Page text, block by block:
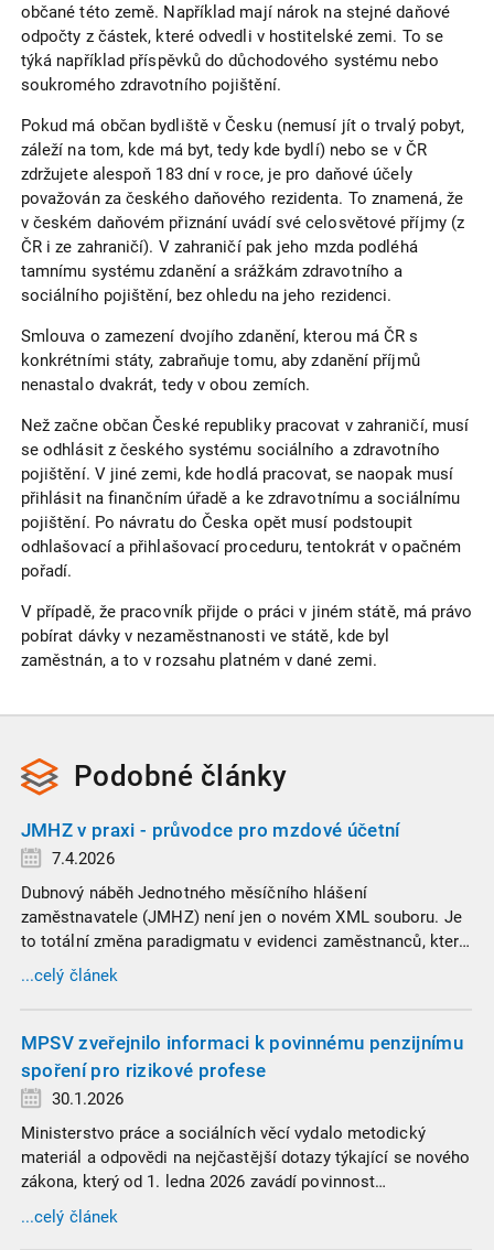
občané této země. Například mají nárok na stejné daňové
odpočty z částek, které odvedli v hostitelské zemi. To se
týká například příspěvků do důchodového systému nebo
soukromého zdravotního pojištění.
Pokud má občan bydliště v Česku (nemusí jít o trvalý pobyt,
záleží na tom, kde má byt, tedy kde bydlí) nebo se v ČR
zdržujete alespoň 183 dní v roce, je pro daňové účely
považován za českého daňového rezidenta. To znamená, že
v českém daňovém přiznání uvádí své celosvětové příjmy (z
ČR i ze zahraničí). V zahraničí pak jeho mzda podléhá
tamnímu systému zdanění a srážkám zdravotního a
sociálního pojištění, bez ohledu na jeho rezidenci.
Smlouva o zamezení dvojího zdanění, kterou má ČR s
konkrétními státy, zabraňuje tomu, aby zdanění příjmů
nenastalo dvakrát, tedy v obou zemích.
Než začne občan České republiky pracovat v zahraničí, musí
se odhlásit z českého systému sociálního a zdravotního
pojištění. V jiné zemi, kde hodlá pracovat, se naopak musí
přihlásit na finančním úřadě a ke zdravotnímu a sociálnímu
pojištění. Po návratu do Česka opět musí podstoupit
odhlašovací a přihlašovací proceduru, tentokrát v opačném
pořadí.
V případě, že pracovník přijde o práci v jiném státě, má právo
pobírat dávky v nezaměstnanosti ve státě, kde byl
zaměstnán, a to v rozsahu platném v dané zemi.
Podobné články
JMHZ v praxi - průvodce pro mzdové účetní
7.4.2026
Dubnový náběh Jednotného měsíčního hlášení
zaměstnavatele (JMHZ) není jen o novém XML souboru. Je
to totální změna paradigmatu v evidenci zaměstnanců, která
propojuje sociální správu, finanční úřady a úřady práce do
jednoho nekompromisního celku
...celý článek
MPSV zveřejnilo informaci k povinnému penzijnímu
spoření pro rizikové profese
30.1.2026
Ministerstvo práce a sociálních věcí vydalo metodický
materiál a odpovědi na nejčastější dotazy týkající se nového
zákona, který od 1. ledna 2026 zavádí povinnost
zaměstnavatelů přispívat na spoření na stáří zaměstnancům
v náročných profesích.
...celý článek